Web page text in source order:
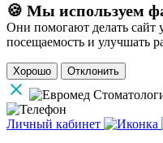
🍪 Мы используем
Они помогают делать сайт
посещаемость и улучшать
Хорошо Отклонить
Личный кабинет